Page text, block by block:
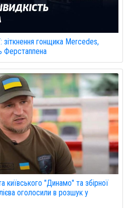
зіткнення гонщика Mercedes,
Ферстаппена
київського "Динамо" та збірної
оголосили в розшук у